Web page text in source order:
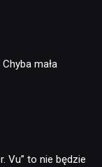
mała
Vu” to nie będzie